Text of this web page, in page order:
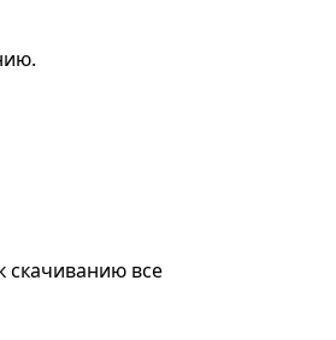
скачиванию все